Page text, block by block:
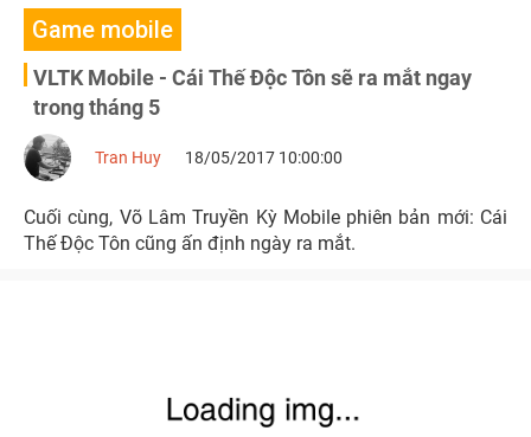
Game mobile
VLTK Mobile - Cái Thế Độc Tôn sẽ ra mắt ngay
trong tháng 5
Tran Huy 18/05/2017 10:00:00
Cuối cùng, Võ Lâm Truyền Kỳ Mobile phiên bản mới: Cái
Thế Độc Tôn cũng ấn định ngày ra mắt.